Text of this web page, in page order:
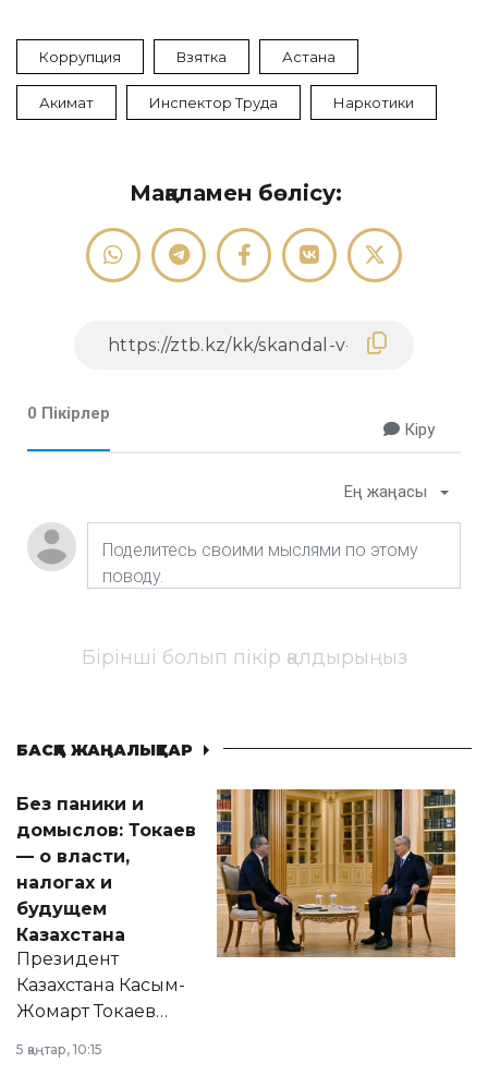
Коррупция Взятка Астана
Акимат Инспектор Труда Наркотики
Мақаламен бөлісу:
0 Пікірлер
Кіру
Ең жаңасы
Бірінші болып пікір қалдырыңыз
БАСҚА ЖАҢАЛЫҚТАР
Без паники и
домыслов: Токаев
— о власти,
налогах и
будущем
Казахстана
Президент
Казахстана Касым-
Жомарт Токаев
сразу несколько
5 қаңтар, 10:15